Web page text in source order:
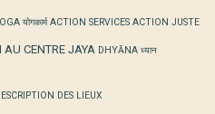
योगकार्म ACTION SERVICES ACTION JUSTE
AU CENTRE JAYA DHYĀNA ध्यान
DES LIEUX